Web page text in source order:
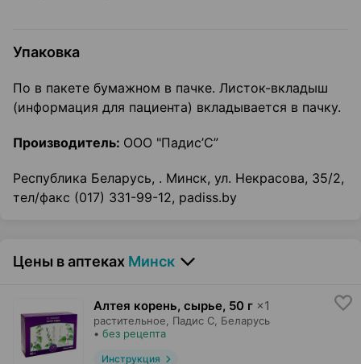
Упаковка
По в пакете бумажном в пачке. Листок-вкладыш
(информация для пациента) вкладывается в пачку.
Производитель: ООО "Падис’С”
Республика Беларусь, . Минск, ул. Некрасова, 35/2,
тел/факс (017) 331-99-12, padiss.by
Цены в аптеках Минск
Алтея корень, сырье, 50 г ×1
растительное, Падис С, Беларусь
• без рецепта
Инструкция